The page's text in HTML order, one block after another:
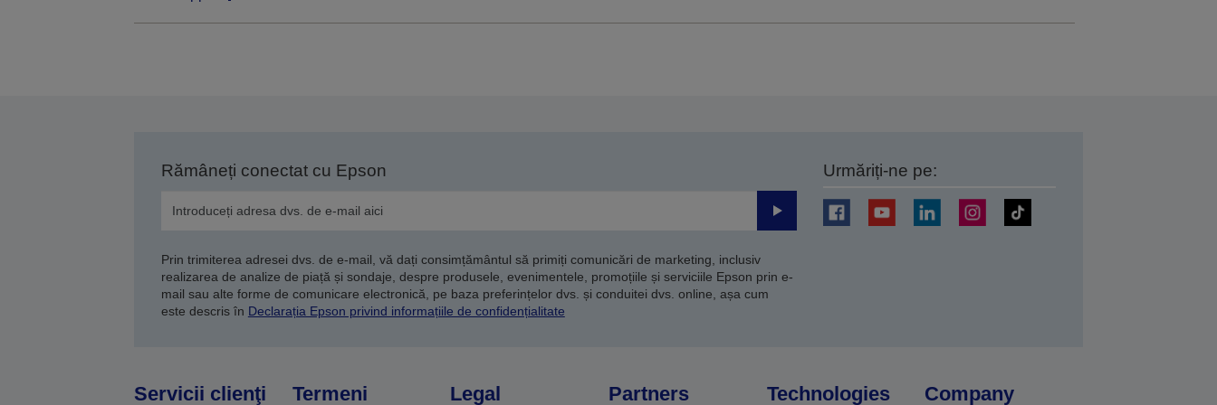
Rămâneți conectat cu Epson
Trimiteți
Prin trimiterea adresei dvs. de e-mail, vă dați consimțământul să primiți comunicări de marketing, inclusiv
realizarea de analize de piață și sondaje, despre produsele, evenimentele, promoțiile și serviciile Epson prin e-
mail sau alte forme de comunicare electronică, pe baza preferințelor dvs. și conduitei dvs. online, așa cum
este descris în Declarația Epson privind informațiile de confidențialitate
Urmăriți-ne pe:
Servicii clienţi Termeni Legal Partners Technologies Company